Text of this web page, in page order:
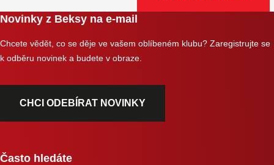
Novinky z Beksy na e-mail
Chcete vědět, co se děje ve vašem oblíbeném klubu? Zaregistrujte se
k odběru novinek a budete v obraze.
CHCI ODEBÍRAT NOVINKY
Často hledáte